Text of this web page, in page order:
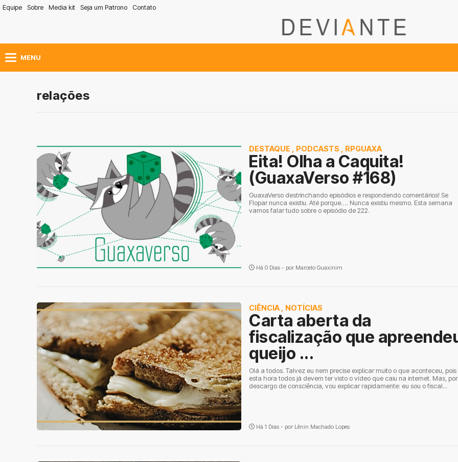
Equipe Sobre Media kit Seja um Patrono Contato
MENU
relações
DESTAQUE PODCASTS RPGUAXA
Eita! Olha a Caquita!
(GuaxaVerso #168)
GuaxaVerso destrinchando episódios e respondendo comentários! Se
Flopar nunca existiu. Até porque…. Nunca existiu mesmo. Esta semana
vamos falar tudo sobre o episódio de 222.
Há 0 Dias - por Marcelo Guaxinim
CIÊNCIA NOTÍCIAS
Carta aberta da
fiscalização que
queijo ...
Olá a todos. Talvez eu nem precise explicar muito o que aconteceu, pois
esta hora todos já devem ter visto o vídeo que caiu na internet. Mas, por
descargo de consciência, vou explicar rapidamente: eu sou o fiscal...
Há 1 Dias - por Lênin Machado Lopes